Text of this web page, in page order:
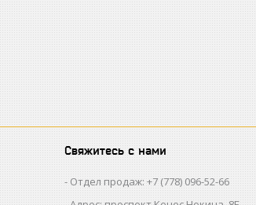
Свяжитесь с нами
Отдел продаж: +7 (778) 096-52-66